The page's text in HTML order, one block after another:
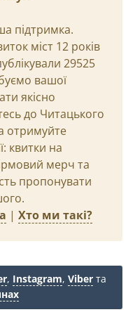
підтримка.
міст 12 років
29525
вашої
якісно
до Читацького
отримуйте
квитки на
мерч та
пропонувати
| Хто ми такі?
, Instagram, Viber та